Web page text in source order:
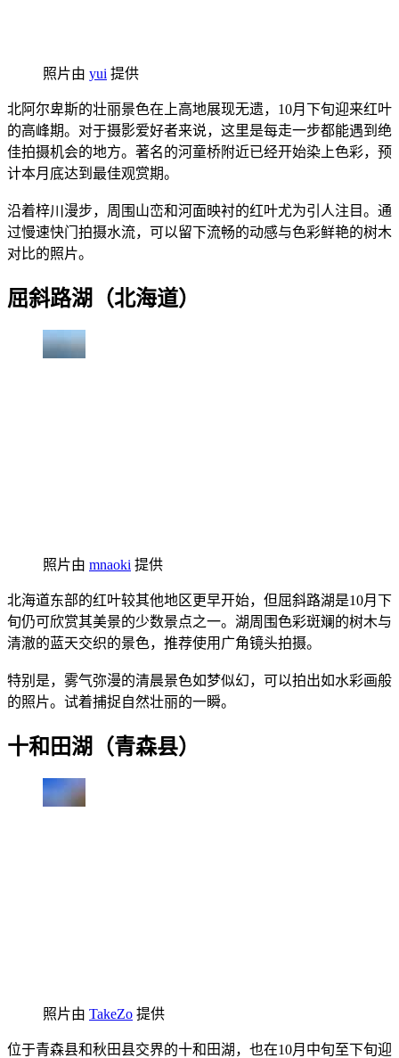
照片由 yui 提供
北阿尔卑斯的壮丽景色在上高地展现无遗，10月下旬迎来红叶
的高峰期。对于摄影爱好者来说，这里是每走一步都能遇到绝
佳拍摄机会的地方。著名的河童桥附近已经开始染上色彩，预
计本月底达到最佳观赏期。
沿着梓川漫步，周围山峦和河面映衬的红叶尤为引人注目。通
过慢速快门拍摄水流，可以留下流畅的动感与色彩鲜艳的树木
对比的照片。
屈斜路湖（北海道）
照片由 mnaoki 提供
北海道东部的红叶较其他地区更早开始，但屈斜路湖是10月下
旬仍可欣赏其美景的少数景点之一。湖周围色彩斑斓的树木与
清澈的蓝天交织的景色，推荐使用广角镜头拍摄。
特别是，雾气弥漫的清晨景色如梦似幻，可以拍出如水彩画般
的照片。试着捕捉自然壮丽的一瞬。
十和田湖（青森县）
照片由 TakeZo 提供
位于青森县和秋田县交界的十和田湖，也在10月中旬至下旬迎